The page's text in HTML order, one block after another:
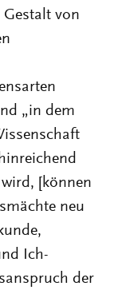
von
„in dem
[können
neu
Ich-
der